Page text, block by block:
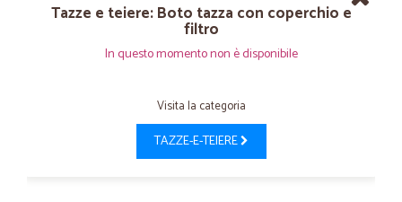
Tazze e teiere: Boto tazza con coperchio e
filtro
In questo momento non è disponibile
Visita la categoria
TAZZE-E-TEIERE